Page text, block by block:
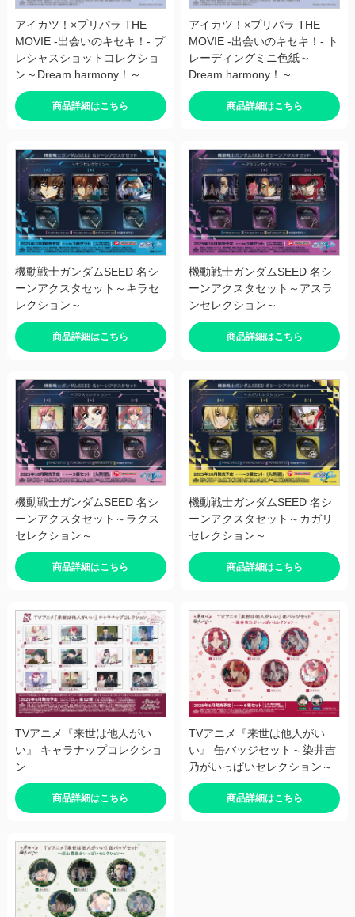
アイカツ！×プリパラ THE
MOVIE -出会いのキセキ！- プ
レシャスショットコレクショ
ン～Dream harmony！～
商品詳細はこちら
アイカツ！×プリパラ THE
MOVIE -出会いのキセキ！- ト
レーディングミニ色紙～
Dream harmony！～
商品詳細はこちら
機動戦士ガンダムSEED 名シ
ーンアクスタセット～キラセ
レクション～
商品詳細はこちら
機動戦士ガンダムSEED 名シ
ーンアクスタセット～アスラ
ンセレクション～
商品詳細はこちら
機動戦士ガンダムSEED 名シ
ーンアクスタセット～ラクス
セレクション～
商品詳細はこちら
機動戦士ガンダムSEED 名シ
ーンアクスタセット～カガリ
セレクション～
商品詳細はこちら
TVアニメ『来世は他人がい
い』 キャラナップコレクショ
ン
商品詳細はこちら
TVアニメ『来世は他人がい
い』 缶バッジセット～染井吉
乃がいっぱいセレクション～
商品詳細はこちら